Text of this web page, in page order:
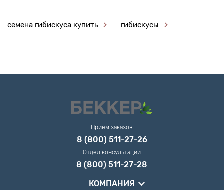
семена гибискуса купить гибискусы
Прием заказов
8 (800) 511-27-26
Отдел консультации
8 (800) 511-27-28
КОМПАНИЯ